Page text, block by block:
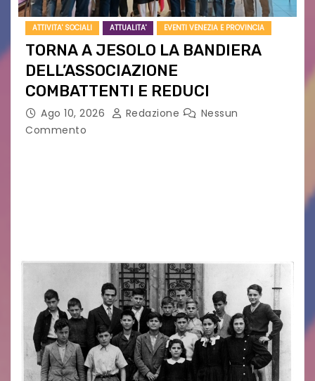
ATTIVITA' SOCIALI ATTUALITA' EVENTI VENEZIA E PROVINCIA
TORNA A JESOLO LA BANDIERA
DELL’ASSOCIAZIONE
COMBATTENTI E REDUCI
Ago 10, 2026 Redazione
Nessun
Commento